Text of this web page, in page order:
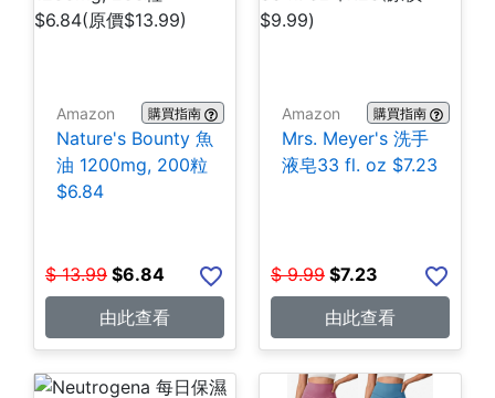
Amazon 購買指南
Nature's Bounty 魚
油 1200mg, 200粒
$6.84
$ 13.99 $6.84
由此查看
Amazon 購買指南
Mrs. Meyer's 洗手
液皂33 fl. oz $7.23
$ 9.99 $7.23
由此查看